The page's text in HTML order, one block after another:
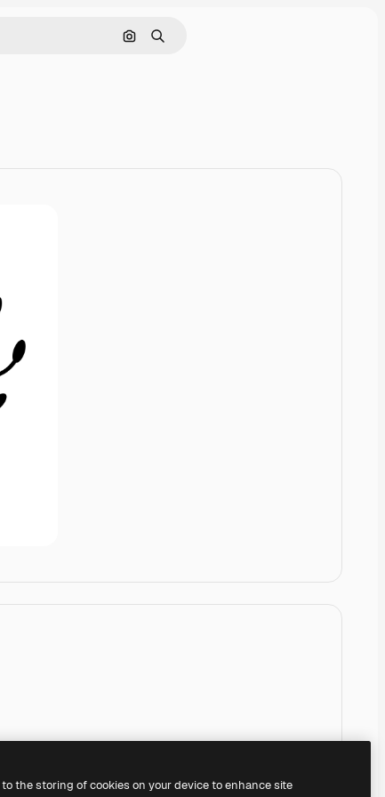
Rechercher par image
Rechercher
the storing of cookies on your device to enhance site